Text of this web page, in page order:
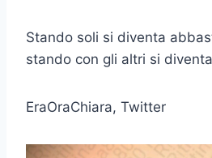
Stando soli si diventa
stando con gli altri si
EraOraChiara, Twitter